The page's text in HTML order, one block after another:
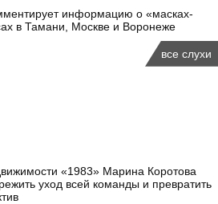
информацию о «масках-
в Тамани, Москве и Воронеже
все слухи
«1983» Марина Коротова
уход всей команды и превратить